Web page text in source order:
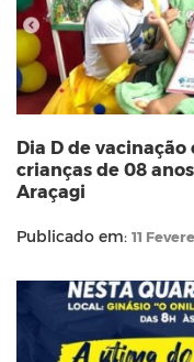
Dia D de vacinação
crianças de 08 anos ou mais
Araçagi
Publicado em: 11